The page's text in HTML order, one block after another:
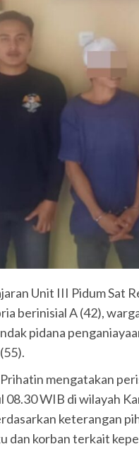
Unit III Pidum Sat
berinisial A (42),
pidana
mengatakan
WIB di wilayah
keterangan
dan korban terkait